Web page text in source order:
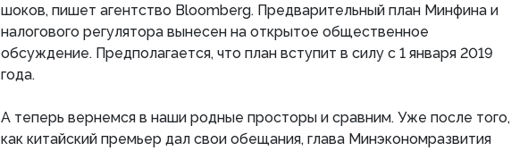
шоков, пишет агентство Bloomberg. Предварительный план Минфина и
налогового регулятора вынесен на открытое общественное
обсуждение. Предполагается, что план вступит в силу с 1 января 2019
года.
А теперь вернемся в наши родные просторы и сравним. Уже после того,
как китайский премьер дал свои обещания, глава Минэкономразвития